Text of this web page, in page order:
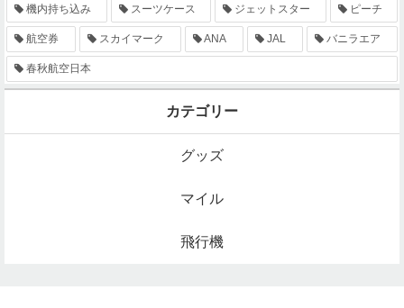
機内持ち込み スーツケース ジェットスター ピーチ
航空券 スカイマーク ANA JAL バニラエア
春秋航空日本
カテゴリー
グッズ
マイル
飛行機